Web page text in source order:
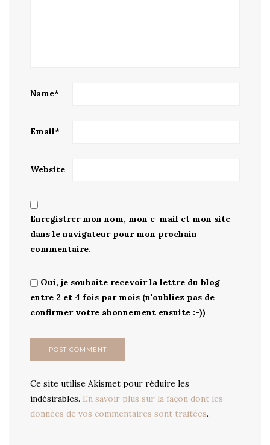
Name*
Email*
Website
Enregistrer mon nom, mon e-mail et mon site
dans le navigateur pour mon prochain
commentaire.
Oui, je souhaite recevoir la lettre du blog
entre 2 et 4 fois par mois (n'oubliez pas de
confirmer votre abonnement ensuite :-))
Ce site utilise Akismet pour réduire les
indésirables. En savoir plus sur la façon dont les
données de vos commentaires sont traitées.